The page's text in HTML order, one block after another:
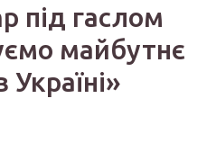
під гаслом
майбутнє
Україні»